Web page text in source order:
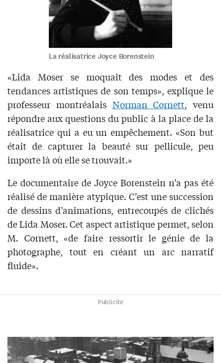
La réalisatrice Joyce Borenstein
«Lida Moser se moquait des modes et des
tendances artistiques de son temps», explique le
professeur montréalais Norman Cornett, venu
répondre aux questions du public à la place de la
réalisatrice qui a eu un empêchement. «Son but
était de capturer la beauté sur pellicule, peu
importe là où elle se trouvait.»
Le documentaire de Joyce Borenstein n’a pas été
réalisé de manière atypique. C’est une succession
de dessins d’animations, entrecoupés de clichés
de Lida Moser. Cet aspect artistique permet, selon
M. Cornett, «de faire ressortir le génie de la
photographe, tout en créant un arc narratif
fluide».
Publicité